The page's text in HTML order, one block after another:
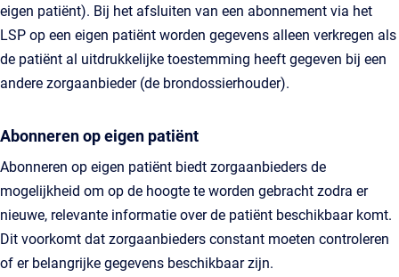
eigen patiënt). Bij het afsluiten van een abonnement via het
LSP op een eigen patiënt worden gegevens alleen verkregen als
de patiënt al uitdrukkelijke toestemming heeft gegeven bij een
andere zorgaanbieder (de brondossierhouder).
Abonneren op eigen patiënt
Abonneren op eigen patiënt biedt zorgaanbieders de
mogelijkheid om op de hoogte te worden gebracht zodra er
nieuwe, relevante informatie over de patiënt beschikbaar komt.
Dit voorkomt dat zorgaanbieders constant moeten controleren
of er belangrijke gegevens beschikbaar zijn.